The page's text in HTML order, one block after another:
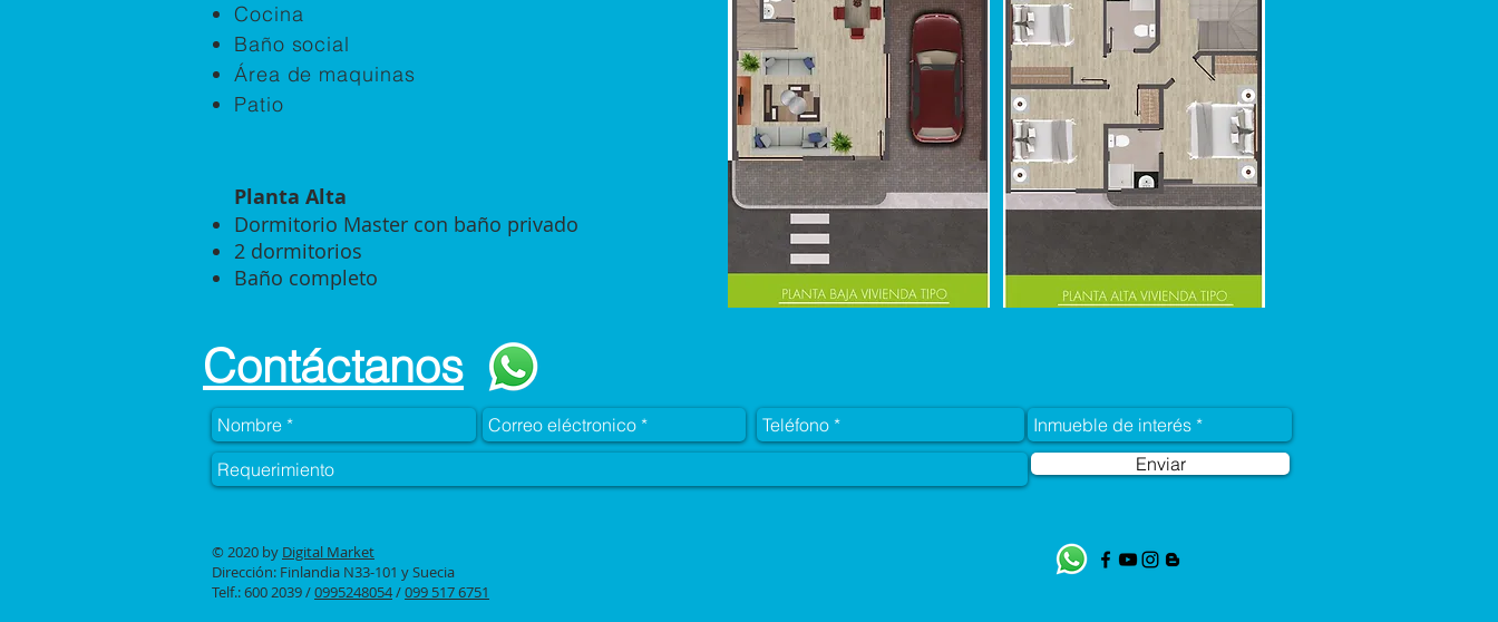
Cocina
Baño social
Área de maquinas
Patio
Planta Alta
Dormitorio Master con baño privado
2 dormitorios
Baño completo
Contáctanos
Enviar
© 2020 by Digital Market
Dirección: Finlandia N33-101 y Suecia
Telf.: 600 2039 /0995248054/099 517 6751